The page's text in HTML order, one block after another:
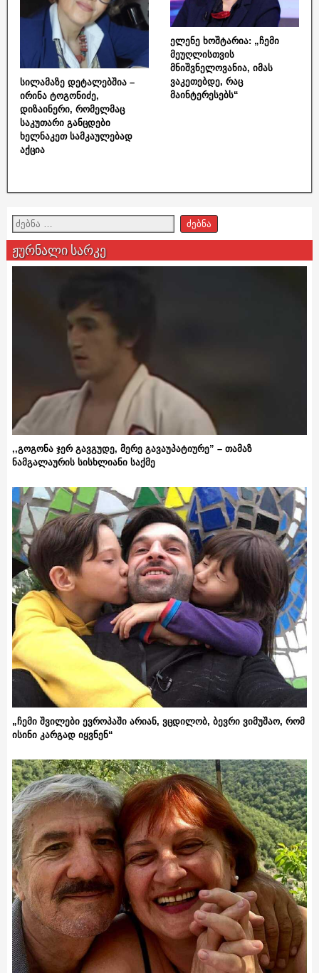
სილამაზე დეტალებშია –
ირინა ტოგონიძე,
დიზაინერი, რომელმაც
საკუთარი განცდები
ხელნაკეთ სამკაულებად
აქცია
ელენე ხოშტარია: „ჩემი
მეუღლისთვის
მნიშვნელოვანია, იმას
ვაკეთებდე, რაც
მაინტერესებს“
ჟურნალი სარკე
,,გოგონა ჯერ გავგუდე, მერე გავაუპატიურე” – თამაზ
ნამგალაურის სისხლიანი საქმე
„ჩემი შვილები ევროპაში არიან, ვცდილობ, ბევრი ვიმუშაო, რომ
ისინი კარგად იყვნენ“